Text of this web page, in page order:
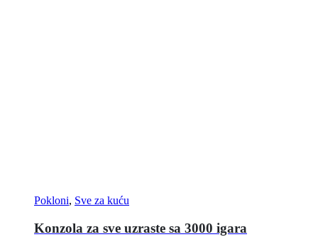
Pokloni, Sve za kuću
Konzola za sve uzraste sa 3000 igara